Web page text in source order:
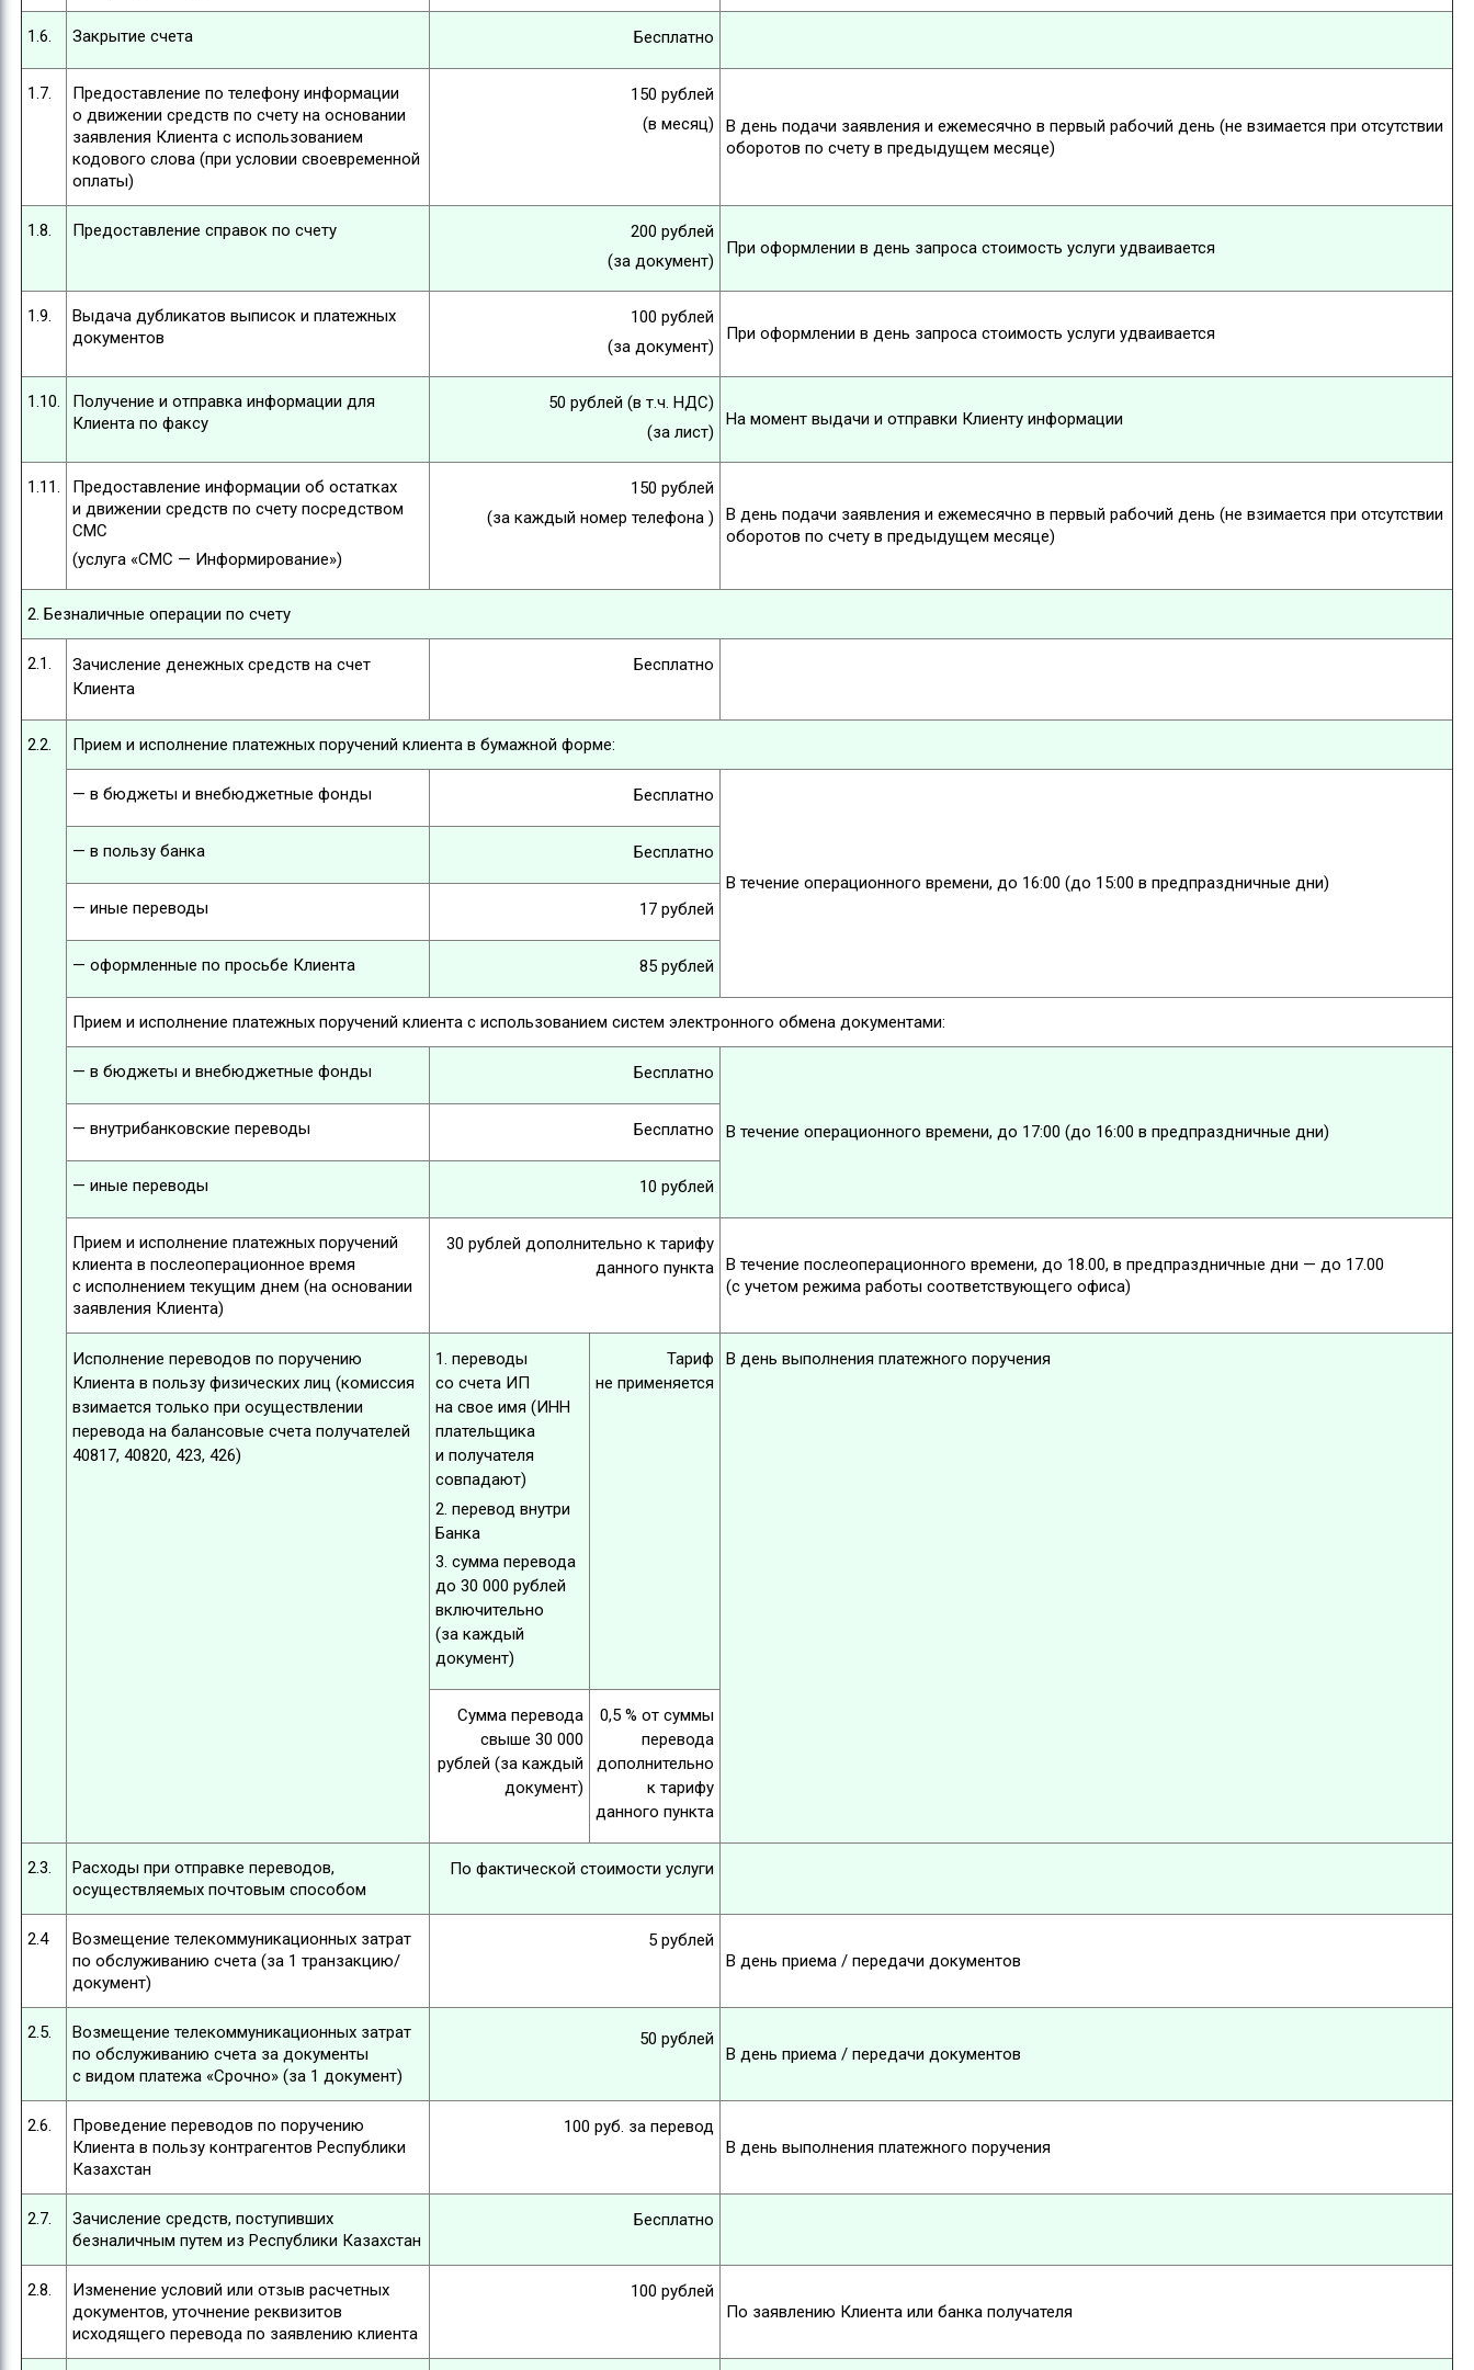
1.6. Закрытие счета Бесплатно
1.7.
Предоставление по телефону информации
о движении средств по счету на основании
заявления Клиента с использованием
кодового слова (при условии своевременной
оплаты)
150 рублей
(в месяц)
В день подачи заявления и ежемесячно в первый рабочий день (не взимается при отсутствии
оборотов по счету в предыдущем месяце)
1.8. Предоставление справок по счету
200 рублей
(за документ)
При оформлении в день запроса стоимость услуги удваивается
1.9.
Выдача дубликатов выписок и платежных
документов
100 рублей
(за документ)
При оформлении в день запроса стоимость услуги удваивается
1.10.
Получение и отправка информации для
Клиента по факсу
50 рублей (в т.ч. НДС)
(за лист)
На момент выдачи и отправки Клиенту информации
1.11.
Предоставление информации об остатках
и движении средств по счету посредством
СМС
(услуга «СМС — Информирование»)
150 рублей
(за каждый номер телефона )
В день подачи заявления и ежемесячно в первый рабочий день (не взимается при отсутствии
оборотов по счету в предыдущем месяце)
2. Безналичные операции по счету
2.1.
Зачисление денежных средств на счет
Клиента
Бесплатно
2.2. Прием и исполнение платежных поручений клиента в бумажной форме:
— в бюджеты и внебюджетные фонды Бесплатно
В течение операционного времени, до 16:00 (до 15:00 в предпраздничные дни)
— в пользу банка Бесплатно
— иные переводы 17 рублей
— оформленные по просьбе Клиента 85 рублей
Прием и исполнение платежных поручений клиента с использованием систем электронного обмена документами:
— в бюджеты и внебюджетные фонды Бесплатно
В течение операционного времени, до 17:00 (до 16:00 в предпраздничные дни)
— внутрибанковские переводы Бесплатно
— иные переводы 10 рублей
Прием и исполнение платежных поручений
клиента в послеоперационное время
с исполнением текущим днем (на основании
заявления Клиента)
30 рублей дополнительно к тарифу
данного пункта
В течение послеоперационного времени, до 18.00, в предпраздничные дни — до 17.00
(с учетом режима работы соответствующего офиса)
Исполнение переводов по поручению
Клиента в пользу физических лиц (комиссия
взимается только при осуществлении
перевода на балансовые счета получателей
40817, 40820, 423, 426)
1. переводы
со счета ИП
на свое имя (ИНН
плательщика
и получателя
совпадают)
2. перевод внутри
Банка
3. сумма перевода
до 30 000 рублей
включительно
(за каждый
документ)
Тариф
не применяется
В день выполнения платежного поручения
Сумма перевода
свыше 30 000
рублей (за каждый
документ)
0,5 % от суммы
перевода
дополнительно
к тарифу
данного пункта
2.3.
Расходы при отправке переводов,
осуществляемых почтовым способом
По фактической стоимости услуги
2.4
Возмещение телекоммуникационных затрат
по обслуживанию счета (за 1 транзакцию/
документ)
5 рублей
В день приема / передачи документов
2.5.
Возмещение телекоммуникационных затрат
по обслуживанию счета за документы
с видом платежа «Срочно» (за 1 документ)
50 рублей
В день приема / передачи документов
2.6.
Проведение переводов по поручению
Клиента в пользу контрагентов Республики
Казахстан
100 руб. за перевод
В день выполнения платежного поручения
2.7.
Зачисление средств, поступивших
безналичным путем из Республики Казахстан
Бесплатно
2.8.
Изменение условий или отзыв расчетных
документов, уточнение реквизитов
исходящего перевода по заявлению клиента
100 рублей
По заявлению Клиента или банка получателя